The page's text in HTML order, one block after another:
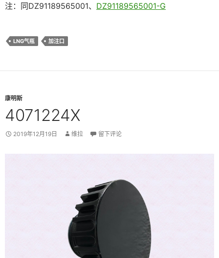
注：同DZ91189565001、 DZ91189565001-G
LNG气瓶 加注口
康明斯
4071224X
2019年12月19日 维拉 留下评论